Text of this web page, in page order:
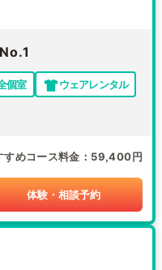
個室
ウェアレンタル
すめコース料金 59,400円
体験・相談予約